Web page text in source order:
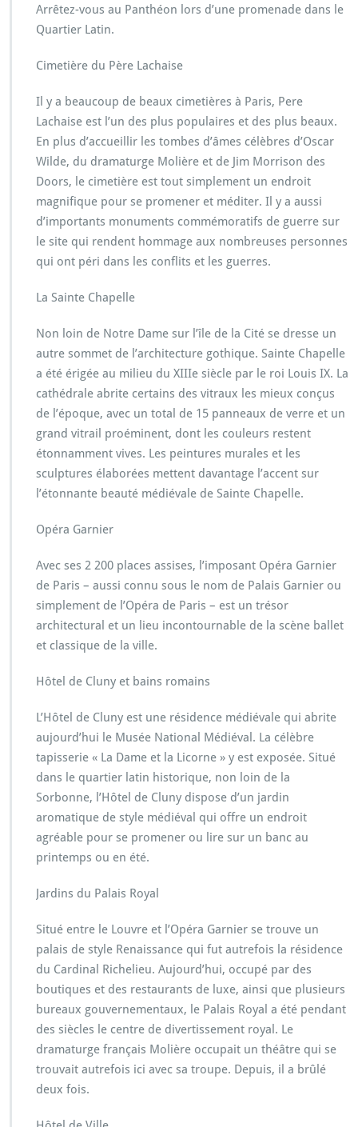
Arrêtez-vous au Panthéon lors d’une promenade dans le
Quartier Latin.
Cimetière du Père Lachaise
Il y a beaucoup de beaux cimetières à Paris, Pere
Lachaise est l’un des plus populaires et des plus beaux.
En plus d’accueillir les tombes d’âmes célèbres d’Oscar
Wilde, du dramaturge Molière et de Jim Morrison des
Doors, le cimetière est tout simplement un endroit
magnifique pour se promener et méditer. Il y a aussi
d’importants monuments commémoratifs de guerre sur
le site qui rendent hommage aux nombreuses personnes
qui ont péri dans les conflits et les guerres.
La Sainte Chapelle
Non loin de Notre Dame sur l’île de la Cité se dresse un
autre sommet de l’architecture gothique. Sainte Chapelle
a été érigée au milieu du XIIIe siècle par le roi Louis IX. La
cathédrale abrite certains des vitraux les mieux conçus
de l’époque, avec un total de 15 panneaux de verre et un
grand vitrail proéminent, dont les couleurs restent
étonnamment vives. Les peintures murales et les
sculptures élaborées mettent davantage l’accent sur
l’étonnante beauté médiévale de Sainte Chapelle.
Opéra Garnier
Avec ses 2 200 places assises, l’imposant Opéra Garnier
de Paris – aussi connu sous le nom de Palais Garnier ou
simplement de l’Opéra de Paris – est un trésor
architectural et un lieu incontournable de la scène ballet
et classique de la ville.
Hôtel de Cluny et bains romains
L’Hôtel de Cluny est une résidence médiévale qui abrite
aujourd’hui le Musée National Médiéval. La célèbre
tapisserie « La Dame et la Licorne » y est exposée. Situé
dans le quartier latin historique, non loin de la
Sorbonne, l’Hôtel de Cluny dispose d’un jardin
aromatique de style médiéval qui offre un endroit
agréable pour se promener ou lire sur un banc au
printemps ou en été.
Jardins du Palais Royal
Situé entre le Louvre et l’Opéra Garnier se trouve un
palais de style Renaissance qui fut autrefois la résidence
du Cardinal Richelieu. Aujourd’hui, occupé par des
boutiques et des restaurants de luxe, ainsi que plusieurs
bureaux gouvernementaux, le Palais Royal a été pendant
des siècles le centre de divertissement royal. Le
dramaturge français Molière occupait un théâtre qui se
trouvait autrefois ici avec sa troupe. Depuis, il a brûlé
deux fois.